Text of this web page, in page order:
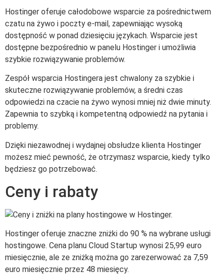
Hostinger oferuje całodobowe wsparcie za pośrednictwem
czatu na żywo i poczty e-mail, zapewniając wysoką
dostępność w ponad dziesięciu językach. Wsparcie jest
dostępne bezpośrednio w panelu Hostinger i umożliwia
szybkie rozwiązywanie problemów.
Zespół wsparcia Hostingera jest chwalony za szybkie i
skuteczne rozwiązywanie problemów, a średni czas
odpowiedzi na czacie na żywo wynosi mniej niż dwie minuty.
Zapewnia to szybką i kompetentną odpowiedź na pytania i
problemy.
Dzięki niezawodnej i wydajnej obsłudze klienta Hostinger
możesz mieć pewność, że otrzymasz wsparcie, kiedy tylko
będziesz go potrzebować.
Ceny i rabaty
Hostinger oferuje znaczne zniżki do 90 % na wybrane usługi
hostingowe. Cena planu Cloud Startup wynosi 25,99 euro
miesięcznie, ale ze zniżką można go zarezerwować za 7,59
euro miesięcznie przez 48 miesięcy.